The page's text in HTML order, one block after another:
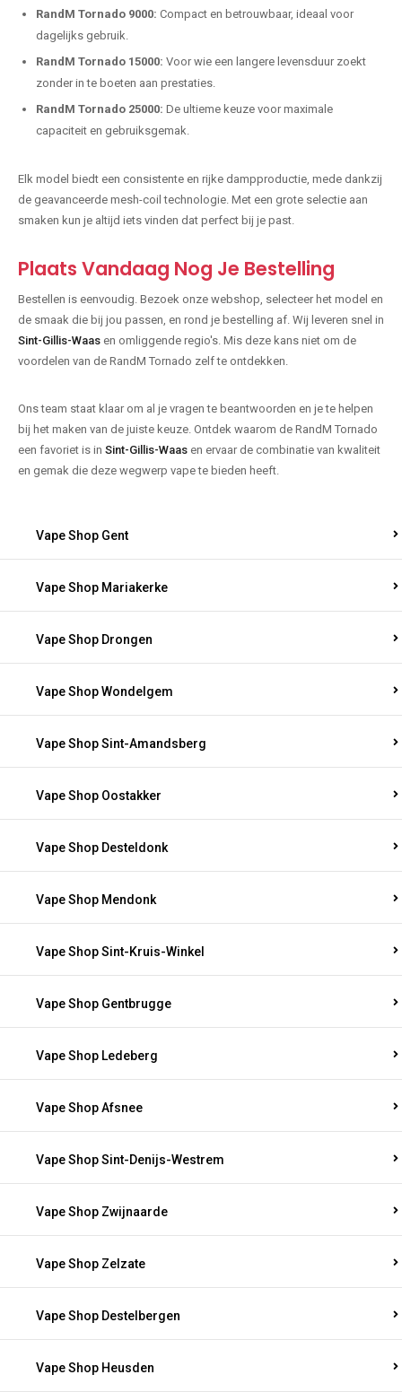
RandM Tornado 9000: Compact en betrouwbaar, ideaal voor
dagelijks gebruik.
RandM Tornado 15000: Voor wie een langere levensduur zoekt
zonder in te boeten aan prestaties.
RandM Tornado 25000: De ultieme keuze voor maximale
capaciteit en gebruiksgemak.
Elk model biedt een consistente en rijke dampproductie, mede dankzij
de geavanceerde mesh-coil technologie. Met een grote selectie aan
smaken kun je altijd iets vinden dat perfect bij je past.
Plaats Vandaag Nog Je Bestelling
Bestellen is eenvoudig. Bezoek onze webshop, selecteer het model en
de smaak die bij jou passen, en rond je bestelling af. Wij leveren snel in
Sint-Gillis-Waas en omliggende regio's. Mis deze kans niet om de
voordelen van de RandM Tornado zelf te ontdekken.
Ons team staat klaar om al je vragen te beantwoorden en je te helpen
bij het maken van de juiste keuze. Ontdek waarom de RandM Tornado
een favoriet is in Sint-Gillis-Waas en ervaar de combinatie van kwaliteit
en gemak die deze wegwerp vape te bieden heeft.
Vape Shop Gent
Vape Shop Mariakerke
Vape Shop Drongen
Vape Shop Wondelgem
Vape Shop Sint-Amandsberg
Vape Shop Oostakker
Vape Shop Desteldonk
Vape Shop Mendonk
Vape Shop Sint-Kruis-Winkel
Vape Shop Gentbrugge
Vape Shop Ledeberg
Vape Shop Afsnee
Vape Shop Sint-Denijs-Westrem
Vape Shop Zwijnaarde
Vape Shop Zelzate
Vape Shop Destelbergen
Vape Shop Heusden